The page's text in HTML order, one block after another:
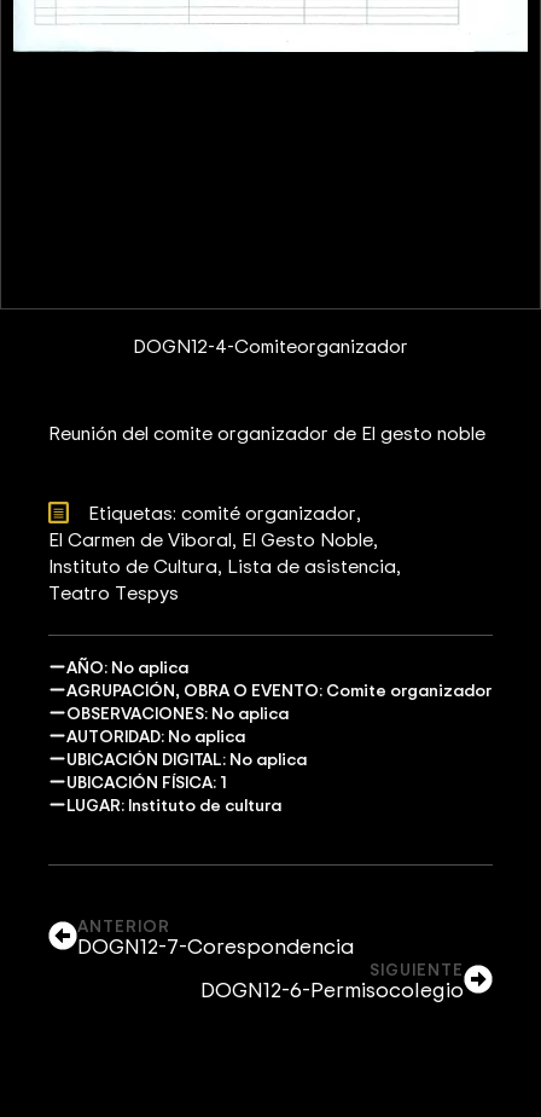
DOGN12-4-Comiteorganizador
Reunión del comite organizador de El gesto noble
Etiquetas: comité organizador
El Carmen de Viboral El Gesto Noble
Instituto de Cultura Lista de asistencia
Teatro Tespys
AÑO: No aplica
AGRUPACIÓN, OBRA O EVENTO: Comite organizador
OBSERVACIONES: No aplica
AUTORIDAD: No aplica
UBICACIÓN DIGITAL: No aplica
UBICACIÓN FÍSICA: 1
LUGAR: Instituto de cultura
ANTERIOR
DOGN12-7-Corespondencia
SIGUIENTE
DOGN12-6-Permisocolegio